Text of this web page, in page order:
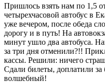
Пришлось взять нам по 1,5
четырехчасовой автобус в
уже вечером, после обеда
дорогу и в путь! На
минут ушло два автобуса.
за три дня отменили?!!
кассы. Решили: ничего
Сдали билеты, доплатили за
волшебный!